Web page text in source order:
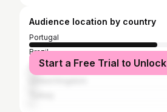
Audience location by country
Portugal
Brazil
Spain
Start a Free Trial to Unlock